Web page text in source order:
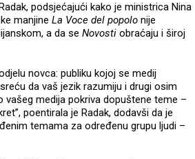
podsjećajući kako je ministrica Nina
manjine La Voce del popolo nije
a da se Novosti obraćaju i široj
novca: publiku kojoj se medij
da vaš jezik razumiju i drugi osim
vašeg medija pokriva dopuštene teme –
poentirala je Radak, dodavši da je
temama za određenu grupu ljudi –